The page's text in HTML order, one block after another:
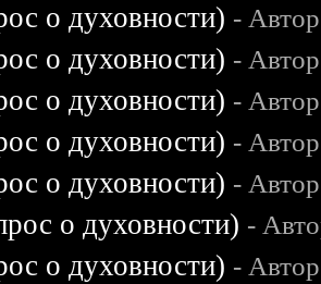
о духовности) -
о духовности) -
о духовности) -
о духовности) -
о духовности) -
о духовности) -
о духовности) -